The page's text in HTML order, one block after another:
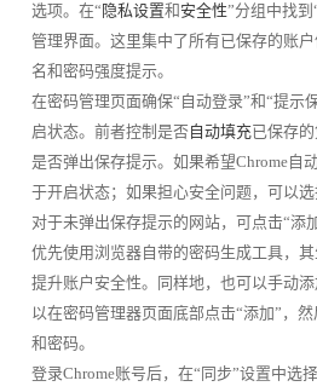
选项。在“ 隐私设置和 安全性”分组中找
管理界面。这里集中了所有已保存的账
名和密码强度提示。
在密码管理页面确保“自动登录”和“提示
启状态。前者控制是否 自动填充已保存
是否弹出保存提示。如果希望Chrome自
于开启状态；如果担心安全问题，可以选
对于未弹出保存提示的网站，可点击“添
优先使用浏览器自带的密码生成工具，
提升账户安全性。同样地，也可以手动
以在密码管理器页面底部点击“添加”，
和密码。
登录Chrome账号后，在“同步”设置中选